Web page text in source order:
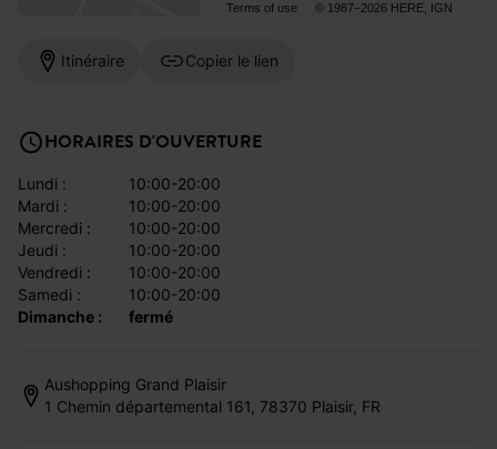
Terms of use © 1987–2026 HERE, IGN
Itinéraire Copier le lien
HORAIRES D'OUVERTURE
lundi :
10:00-20:00
mardi :
10:00-20:00
mercredi :
10:00-20:00
jeudi :
10:00-20:00
vendredi :
10:00-20:00
samedi :
10:00-20:00
dimanche :
fermé
Aushopping Grand Plaisir
1 Chemin départemental 161, 78370 Plaisir, FR